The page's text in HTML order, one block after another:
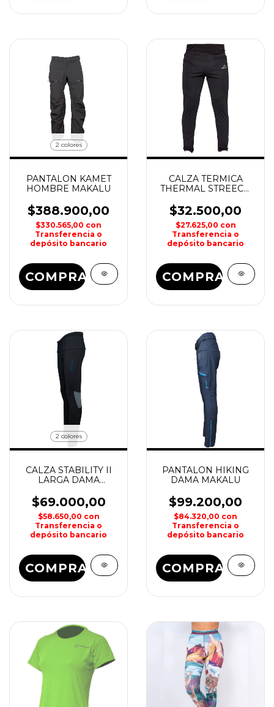
2 colores
PANTALON KAMET
HOMBRE MAKALU
$388.900,00
$330.565,00 con
Transferencia o
depósito bancario
COMPRAR
CALZA TERMICA
THERMAL STREECH
$32.500,00
$27.625,00 con
Transferencia o
depósito bancario
COMPRAR
2 colores
CALZA STABILITY II
LARGA DAMA
$69.000,00
$58.650,00 con
Transferencia o
depósito bancario
COMPRAR
PANTALON HIKING
DAMA MAKALU
$99.200,00
$84.320,00 con
Transferencia o
depósito bancario
COMPRAR